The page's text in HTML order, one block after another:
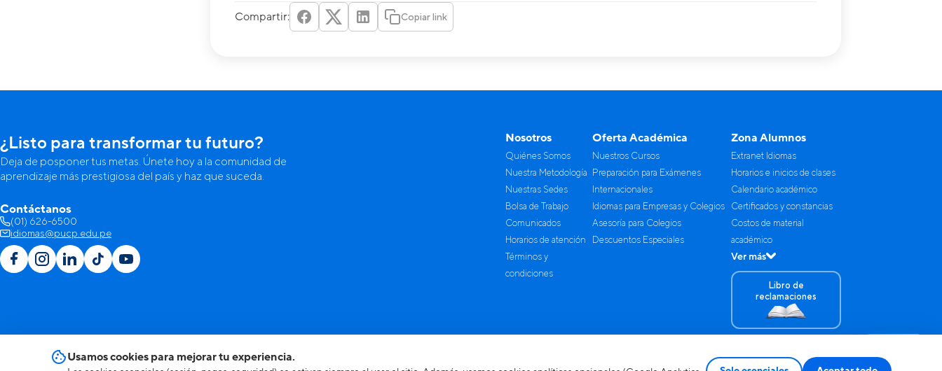
Compartir: Copiar link
¿Listo para transformar tu futuro?
Deja de posponer tus metas. Únete hoy a la comunidad de
aprendizaje más prestigiosa del país y haz que suceda.
Contáctanos
(01) 626-6500
idiomas@pucp.edu.pe
Nosotros
Quiénes Somos
Nuestra Metodología
Nuestras Sedes
Bolsa de Trabajo
Comunicados
Horarios de atención
Términos y
condiciones
Oferta Académica
Nuestros Cursos
Preparación para Exámenes
Internacionales
Idiomas para Empresas y Colegios
Asesoría para Colegios
Descuentos Especiales
Zona Alumnos
Extranet Idiomas
Horarios e inicios de clases
Calendario académico
Certificados y constancias
Costos de material
académico
Ver más
Libro de
reclamaciones
Usamos cookies para mejorar tu experiencia.